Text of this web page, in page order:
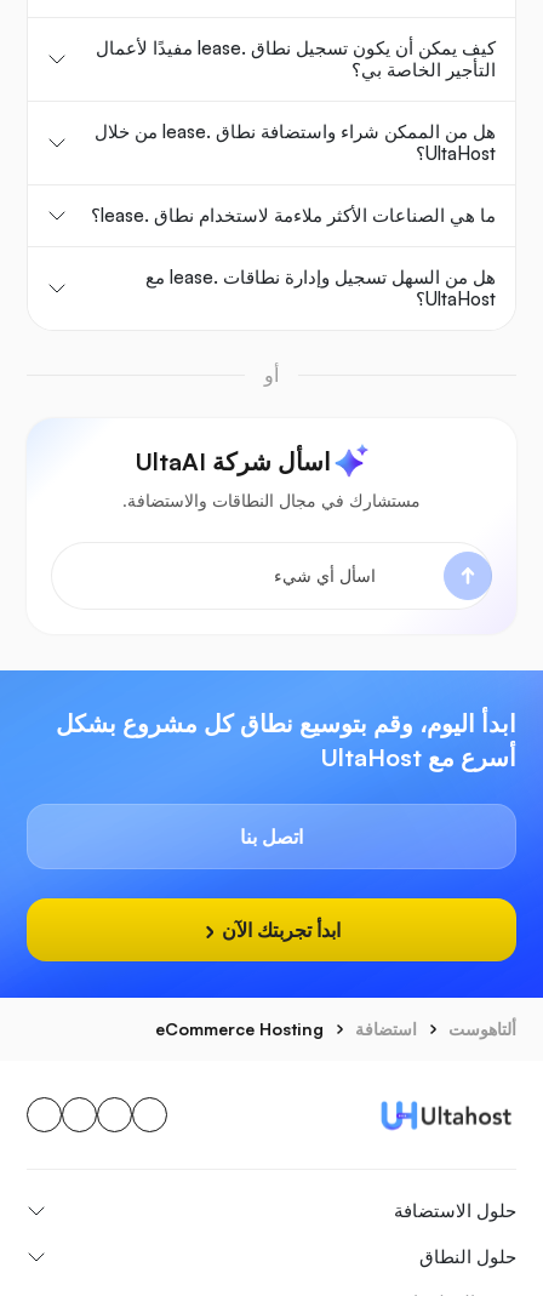
كيف يمكن أن يكون تسجيل نطاق .lease مفيدًا لأعمال
التأجير الخاصة بي؟
هل من الممكن شراء واستضافة نطاق .lease من خلال
UltaHost؟
ما هي الصناعات الأكثر ملاءمة لاستخدام نطاق .lease؟
هل من السهل تسجيل وإدارة نطاقات .lease مع
UltaHost؟
أو
اسأل شركة UltaAI
مستشارك في مجال النطاقات والاستضافة.
ابدأ اليوم، وقم بتوسيع نطاق كل مشروع بشكل
أسرع مع UltaHost
اتصل بنا
ابدأ تجربتك الآن
ألتاهوست استضافة eCommerce Hosting
حلول الاستضافة
حلول النطاق